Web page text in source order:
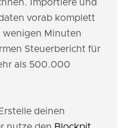
Importiere und
vorab komplett
wenigen Minuten
Steuerbericht für
als 500.000
deinen